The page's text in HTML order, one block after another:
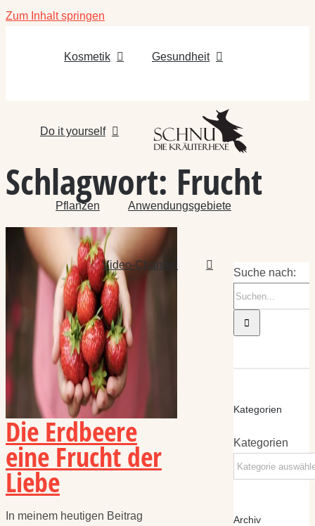
Zum Inhalt springen
Kosmetik Gesundheit
Do it yourself
Pflanzen Anwendungsgebiete
Video-Channel
Schlagwort: Frucht
Die Erdbeere
eine Frucht der
Liebe
In meinem heutigen Beitrag
Suche nach:
Kategorien
Kategorien
Archiv